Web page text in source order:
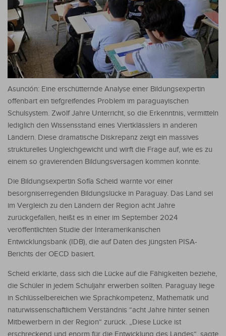
Asunción: Eine erschütternde Analyse einer Bildungsexpertin
offenbart ein tiefgreifendes Problem im paraguayischen
Schulsystem. Zwölf Jahre Unterricht, so die Erkenntnis, vermitteln
lediglich den Wissensstand eines Viertklässlers in anderen
Ländern. Diese dramatische Diskrepanz zeigt ein massives
strukturelles Ungleichgewicht und wirft die Frage auf, wie es zu
einem so gravierenden Bildungsversagen kommen konnte.
Die Bildungsexpertin Sofía Scheid warnte vor einer
besorgniserregenden Bildungslücke in Paraguay. Das Land sei
im Vergleich zu den Ländern der Region acht Jahre
zurückgefallen, heißt es in einer im September 2024
veröffentlichten Studie der Interamerikanischen
Entwicklungsbank (IDB), die auf Daten des jüngsten PISA-
Berichts der OECD basiert.
Scheid erklärte, dass sich die Lücke auf die Fähigkeiten beziehe,
die Schüler in jedem Schuljahr erwerben sollten. Paraguay liege
in Schlüsselbereichen wie Sprachkompetenz, Mathematik und
naturwissenschaftlichem Verständnis “acht Jahre hinter seinen
Mitbewerbern in der Region“ zurück. „Diese Lücke ist
erschreckend und enorm für die Entwicklung des Landes“, sagte